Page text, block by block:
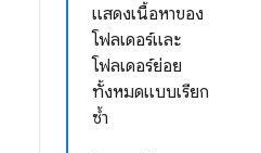
แสดงเนื้อหาของ
โฟลเดอร์และ
โฟลเดอร์ย่อย
ทั้งหมดแบบเรียก
ซ้ำ